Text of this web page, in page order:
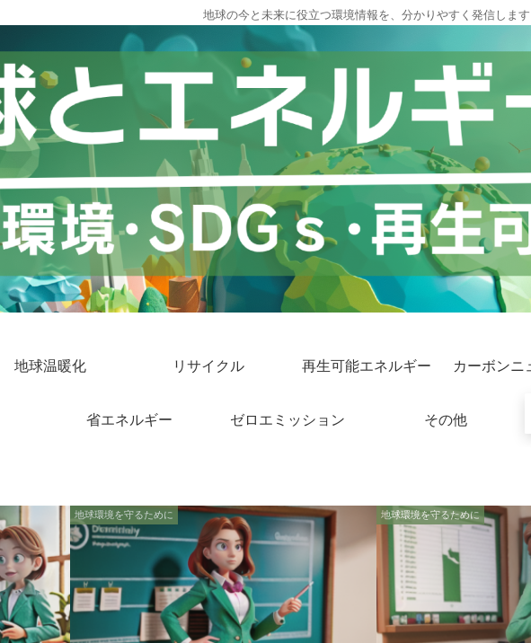
地球の今と未来に役立つ環境情報を、分かりやすく発信します
地球温暖化 リサイクル 再生可能エネルギー カーボンニ
省エネルギー ゼロエミッション その他
地球環境を守るために 地球環境を守るために